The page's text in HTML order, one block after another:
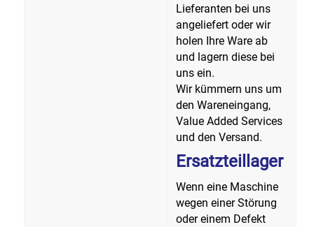
Lieferanten bei uns
angeliefert oder wir
holen Ihre Ware ab
und lagern diese bei
uns ein.
Wir kümmern uns um
den Wareneingang,
Value Added Services
und den Versand.
Ersatzteillager
Wenn eine Maschine
wegen einer Störung
oder einem Defekt